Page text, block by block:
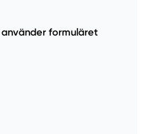
formuläret